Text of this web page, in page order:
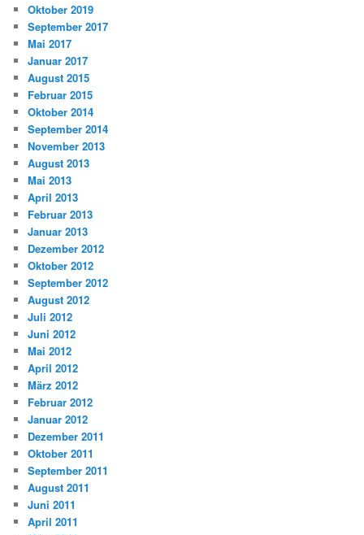
Oktober 2019
September 2017
Mai 2017
Januar 2017
August 2015
Februar 2015
Oktober 2014
September 2014
November 2013
August 2013
Mai 2013
April 2013
Februar 2013
Januar 2013
Dezember 2012
Oktober 2012
September 2012
August 2012
Juli 2012
Juni 2012
Mai 2012
April 2012
März 2012
Februar 2012
Januar 2012
Dezember 2011
Oktober 2011
September 2011
August 2011
Juni 2011
April 2011